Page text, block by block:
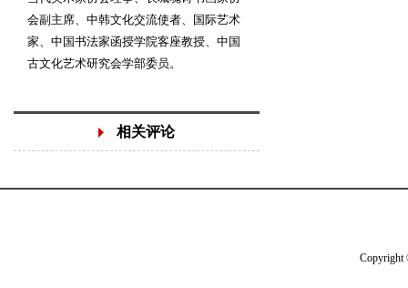
会副主席、中韩文化交流使者、国际艺术
家、中国书法家函授学院客座教授、中国
古文化艺术研究会学部委员。
相关评论
Copyright